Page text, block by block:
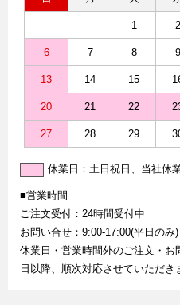
1 2
6 7 8 9
13 14 15
20 21 22
27 28 29
休業日：土日祝日、当社休
■営業時間
ご注文受付：24時間受付中
お問い合せ：9:00-17:00(平日のみ)
休業日・営業時間外のご注文・
日以降、順次対応させていただき